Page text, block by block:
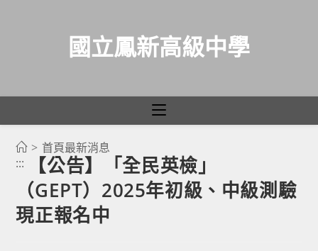
國立鳳新高級中學
> 首頁最新消息
:::
【公告】「全民英檢」
（GEPT）2025年初級、中級測驗
現正報名中